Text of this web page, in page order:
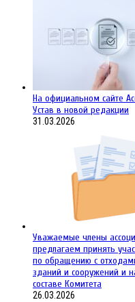
На официальном сайте
Устав в новой редакции
31.03.2026
Уважаемые члены
предлагаем принять
по обращению с
зданий и сооружений и
составе Комитета
26.03.2026